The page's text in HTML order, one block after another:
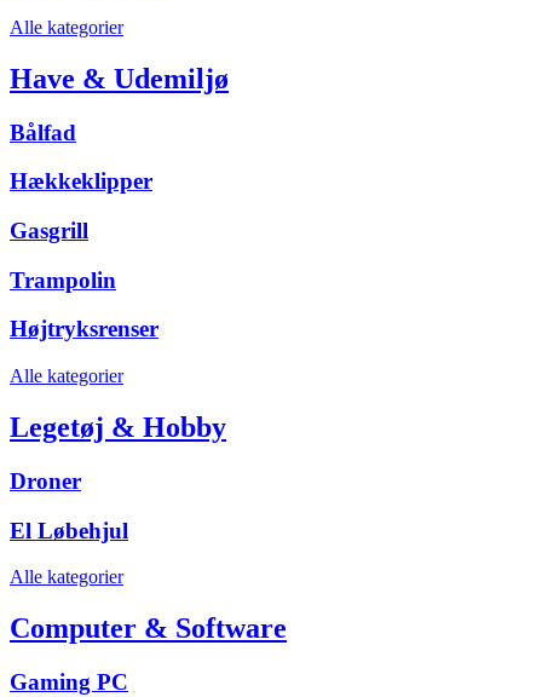
Alle kategorier
Have & Udemiljø
Bålfad
Hækkeklipper
Gasgrill
Trampolin
Højtryksrenser
Alle kategorier
Legetøj & Hobby
Droner
El Løbehjul
Alle kategorier
Computer & Software
Gaming PC